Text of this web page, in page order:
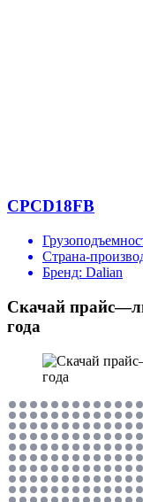
CPCD18FB
Страна-
Бренд: Dalian
Скачай
года